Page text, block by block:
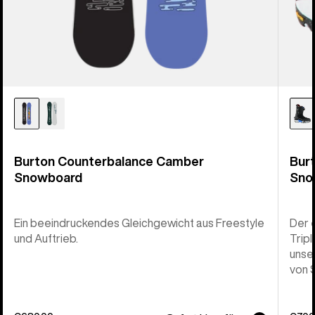
Burton Counterbalance Camber
Snowboard
Ein beeindruckendes Gleichgewicht aus Freestyle
und Auftrieb.
Der
von